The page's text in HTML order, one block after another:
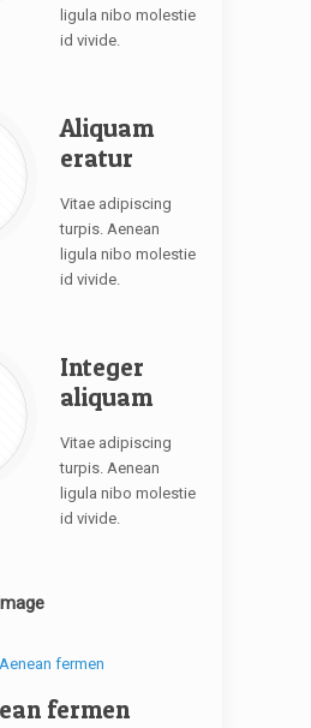
ligula nibo molestie
id vivide.
Aliquam
eratur
Vitae adipiscing
turpis. Aenean
ligula nibo molestie
id vivide.
Integer
aliquam
Vitae adipiscing
turpis. Aenean
ligula nibo molestie
id vivide.
fermen